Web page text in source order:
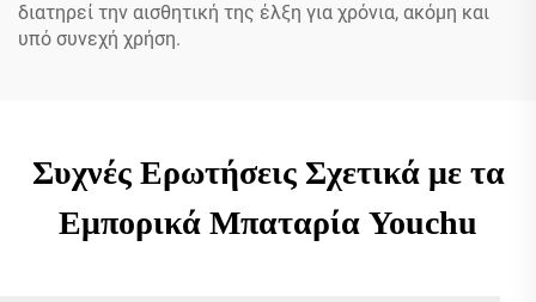
διατηρεί την αισθητική της έλξη για χρόνια, ακόμη και
υπό συνεχή χρήση.
Συχνές Ερωτήσεις Σχετικά με τα
Εμπορικά Μπαταρία Youchu